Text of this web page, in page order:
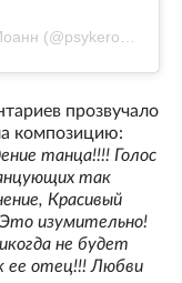
прозвучало
композицию:
танца!!!! Голос
так
Красивый
Это изумительно!
не будет
ее отец!!! Любви